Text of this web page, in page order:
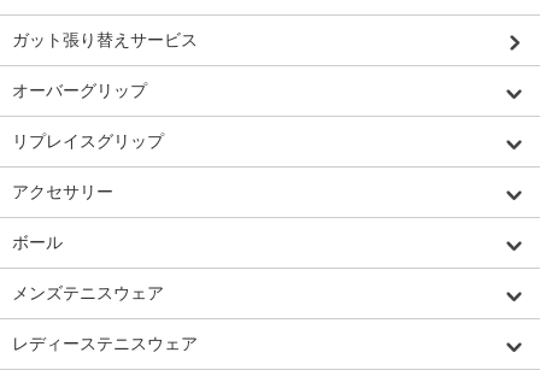
ガット張り替えサービス
オーバーグリップ
リプレイスグリップ
アクセサリー
ボール
メンズテニスウェア
レディーステニスウェア